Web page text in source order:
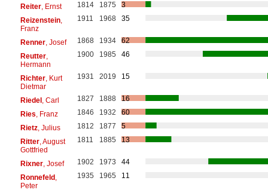
Reiter, Ernst 1814 1875
3
Reizenstein,
Franz
1911 1968 35
Renner, Josef 1868 1934
62
Reutter,
Hermann
1900 1985 46
Richter, Kurt
Dietmar
1931 2019 15
Riedel, Carl 1827 1888
16
Ries , Franz 1846 1932
60
Rietz, Julius 1812 1877
5
Ritter, August
Gottfried
1811 1885 13
Rixner, Josef 1902 1973
44
Ronnefeld,
Peter
1935 1965 11